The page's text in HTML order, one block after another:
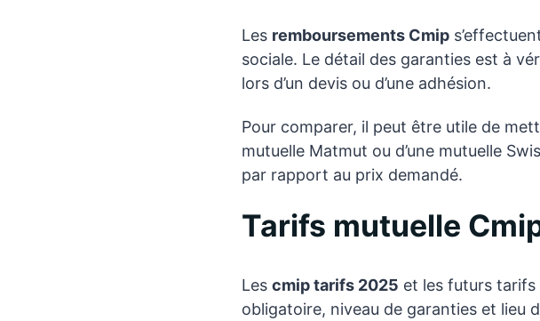
Les remboursements Cmip
sociale. Le détail des garanties est à
lors d’un devis ou d’une adhésion.
Pour comparer, il peut être utile de
mutuelle Matmut ou d’une mutuelle
par rapport au prix demandé.
Tarifs mutuelle
Les cmip tarifs 2025 et les futurs tarifs
obligatoire, niveau de garanties et lieu